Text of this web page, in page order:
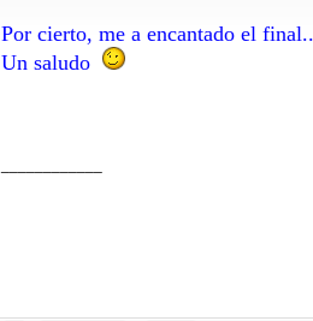
Por cierto, me a encantado el
Un saludo